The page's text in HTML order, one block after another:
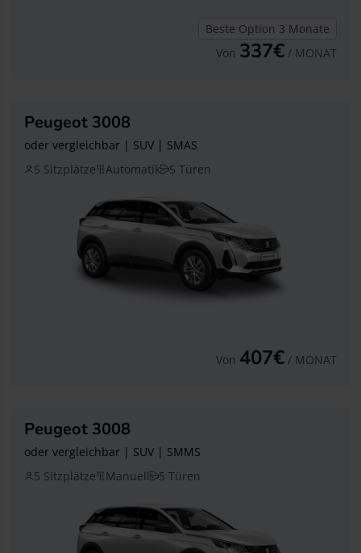
Beste Option 3 Monate
Von 337€ / MONAT
Peugeot 3008
oder vergleichbar | SUV | SMAS
5 Sitzplätze
Automatik 5 Türen
Von 407€ / MONAT
Peugeot 3008
oder vergleichbar | SUV | SMMS
5 Sitzplätze
Manuell 5 Türen